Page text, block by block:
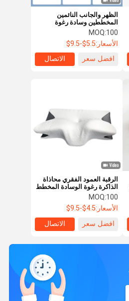
الظهر والجانب النائمين
المخططين وسادة رغوة
الذاكرة مع غطاء البوليستر
مناسبة للغسيل الآلي
MOQ:100
الأسعار:5.5$-9.5$
افضل سعر
الاتصال
الرقبة العمود الفقري محاذاة
الذاكرة رغوة الوسادة المخطط
الايرغونومية على شكل فراشة
MOQ:100
الأسعار:4.5$-9.5$
افضل سعر
الاتصال